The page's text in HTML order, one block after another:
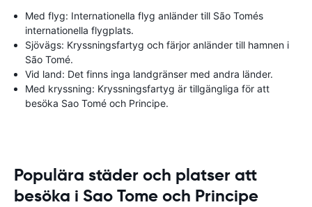
Med flyg: Internationella flyg anländer till São Tomés
internationella flygplats.
Sjövägs: Kryssningsfartyg och färjor anländer till hamnen i
São Tomé.
Vid land: Det finns inga landgränser med andra länder.
Med kryssning: Kryssningsfartyg är tillgängliga för att
besöka Sao Tomé och Principe.
Populära städer och platser att
besöka i Sao Tome och Principe